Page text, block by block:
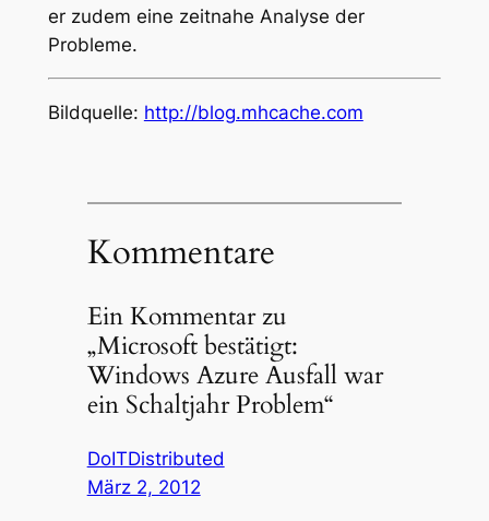
er zudem eine zeitnahe Analyse der
Probleme.
Bildquelle: http://blog.mhcache.com
Kommentare
Ein Kommentar zu
„Microsoft bestätigt:
Windows Azure Ausfall war
ein Schaltjahr Problem“
DoITDistributed
März 2, 2012